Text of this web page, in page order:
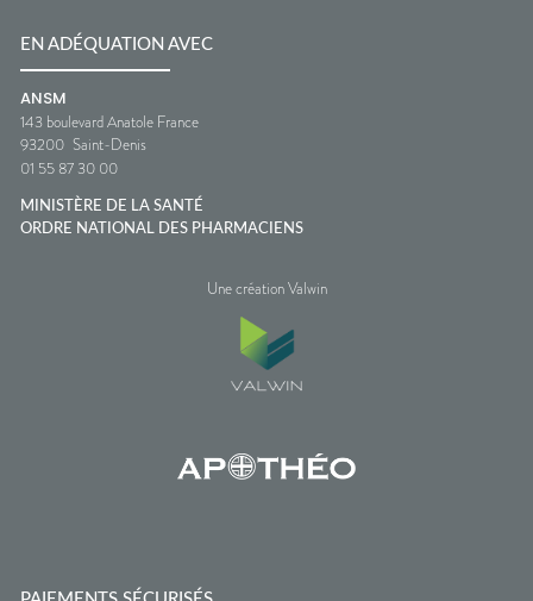
EN ADÉQUATION AVEC
ANSM
143 boulevard Anatole France
93200 Saint-Denis
01 55 87 30 00
MINISTÈRE DE LA SANTÉ
ORDRE NATIONAL DES PHARMACIENS
Une création Valwin